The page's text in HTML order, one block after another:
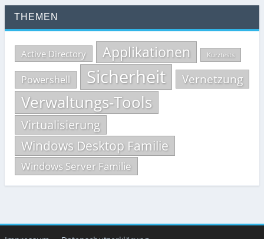
THEMEN
Active Directory Applikationen Kurztests
Powershell Sicherheit Vernetzung
Verwaltungs-Tools
Virtualisierung
Windows Desktop Familie
Windows Server Familie